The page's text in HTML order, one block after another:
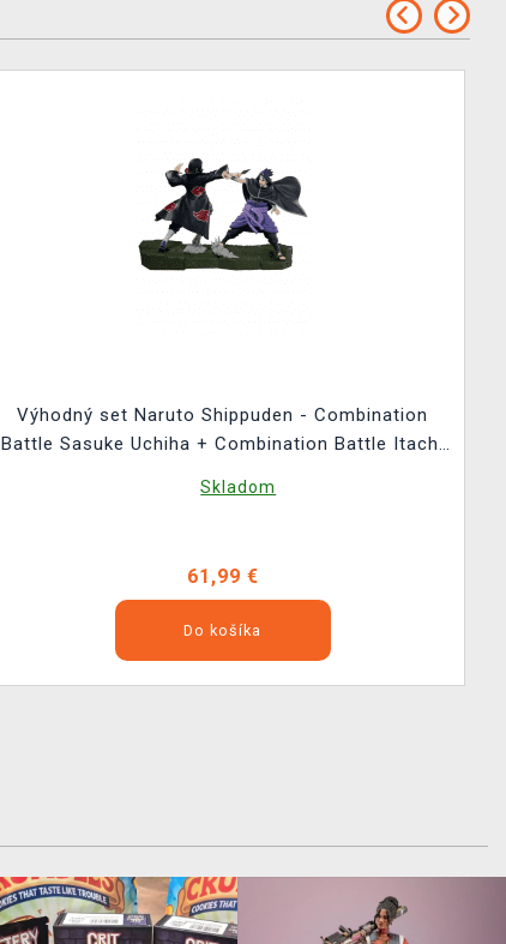
Výhodný set Naruto Shippuden - Combination
Battle Sasuke Uchiha + Combination Battle Itachi
Skladom
61,99 €
Do košíka